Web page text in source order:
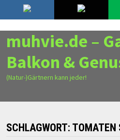
Zurück
zum
Inhalt
6. August 2026
muhvie.de –
Balkon &
(Natur-)Gärtnern kann jeder!
SCHLAGWORT: TOMATEN